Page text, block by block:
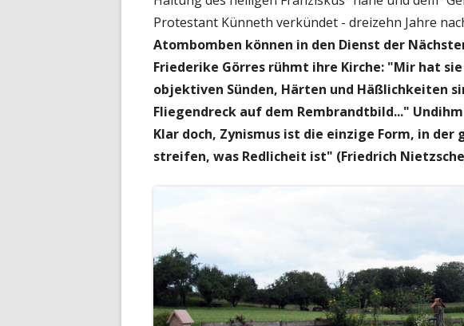
Protestant Künneth verkündet - dreizehn Jahre
Atombomben können in den Dienst der
Friederike Görres rühmt ihre Kirche: "Mir hat
objektiven Sünden, Härten und Häßlichkeiten
Fliegendreck auf dem Rembrandtbild..."
Klar doch, Zynismus ist die einzige Form, in der
streifen, was Redlicheit ist" (Friedrich